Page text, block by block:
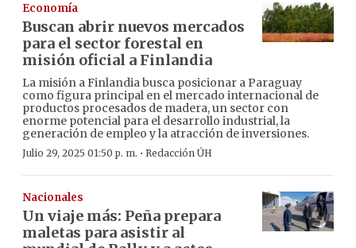
Economía
Buscan abrir nuevos mercados
para el sector forestal en
misión oficial a Finlandia
La misión a Finlandia busca posicionar a Paraguay
como figura principal en el mercado internacional de
productos procesados de madera, un sector con
enorme potencial para el desarrollo industrial, la
generación de empleo y la atracción de inversiones.
Julio 29, 2025 01:50 p. m. · Redacción ÚH
Nacionales
Un viaje más: Peña prepara
maletas para asistir al